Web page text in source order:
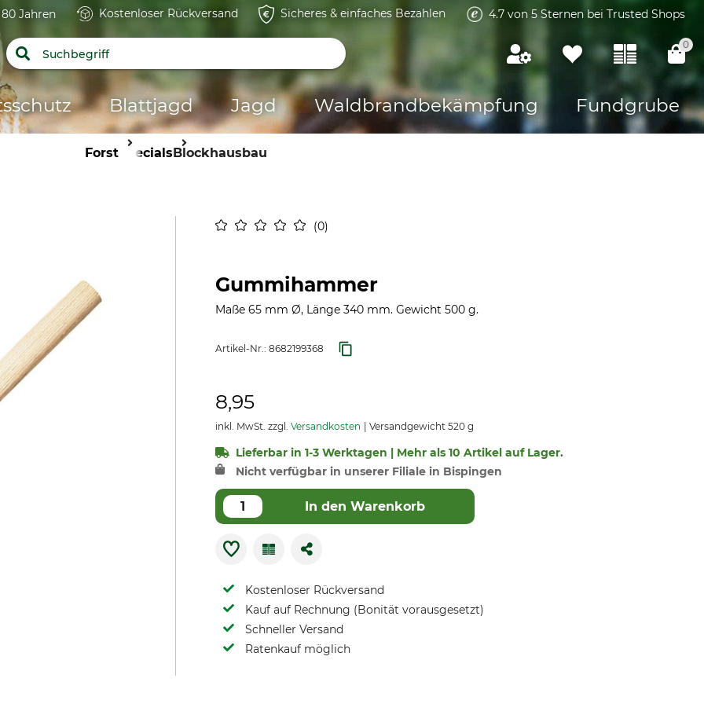
Jahren Kostenloser Rückversand Sicheres & einfaches Bezahlen 4.7 von 5 Sternen bei Trusted Shops
0
Blattjagd Jagd Waldbrandbekämpfung Fundgrube
Forst SpecialsBlockhausbau
0
Gummihammer
Maße 65 mm Ø, Länge 340 mm. Gewicht 500 g.
Artikel-Nr.: 8682199368
8,95
inkl. MwSt. zzgl. Versandkosten Versandgewicht 520 g
Lieferbar in 1-3 Werktagen | Mehr als 10 Artikel auf Lager.
Nicht verfügbar in unserer Filiale in Bispingen
In den Warenkorb
Kostenloser Rückversand
Kauf auf Rechnung (Bonität vorausgesetzt)
Schneller Versand
Ratenkauf möglich